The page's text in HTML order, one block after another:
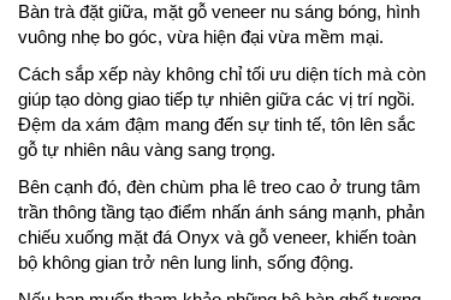
Bàn trà đặt giữa, mặt gỗ veneer nu sáng bóng, hình
vuông nhẹ bo góc, vừa hiện đại vừa mềm mại.
Cách sắp xếp này không chỉ tối ưu diện tích mà còn
giúp tạo dòng giao tiếp tự nhiên giữa các vị trí ngồi.
Đệm da xám đậm mang đến sự tinh tế, tôn lên sắc
gỗ tự nhiên nâu vàng sang trọng.
Bên cạnh đó, đèn chùm pha lê treo cao ở trung tâm
trần thông tầng tạo điểm nhấn ánh sáng mạnh, phản
chiếu xuống mặt đá Onyx và gỗ veneer, khiến toàn
bộ không gian trở nên lung linh, sống động.